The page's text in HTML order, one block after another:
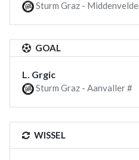
Sturm Graz -
GOAL
L. Grgic
Sturm Graz - Aanvaller #
WISSEL